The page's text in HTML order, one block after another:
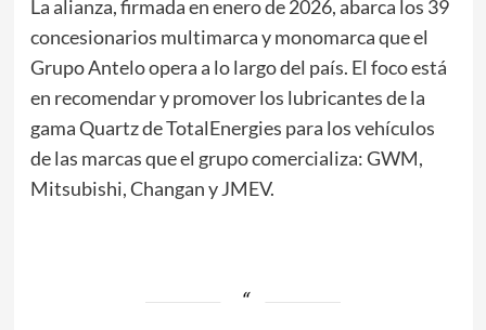
La alianza, firmada en enero de 2026, abarca los 39
concesionarios multimarca y monomarca que el
Grupo Antelo opera a lo largo del país. El foco está
en recomendar y promover los lubricantes de la
gama Quartz de TotalEnergies para los vehículos
de las marcas que el grupo comercializa: GWM,
Mitsubishi, Changan y JMEV.